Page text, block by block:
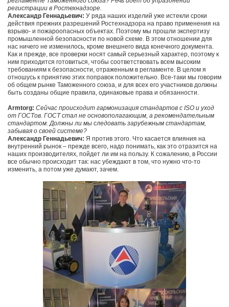
регистрации в Ростехнадзоре.
Александр Геннадьевич: У ряда наших изделий уже истекли сроки
действия прежних разрешений Ростехнадзора на право применения на
взрыво- и пожароопасных объектах. Поэтому мы прошли экспертизу
промышленной безопасности по новой схеме. В этом отношении для
нас ничего не изменилось, кроме внешнего вида конечного документа.
Как и прежде, все проверки носят самый серьезный характер, поэтому к
ним приходится готовиться, чтобы соответствовать всем высоким
требованиям к безопасности, отраженным в регламенте. В целом я
отношусь к принятию этих поправок положительно. Все-таки мы говорим
об общем рынке Таможенного союза, и для всех его участников должны
быть созданы общие правила, одинаковые права и обязанности.
Armtorg: Сейчас происходит гармонизация стандартов с ISO и уход
от ГОСТов. ГОСТ стал не основополагающим, а рекомендательным
стандартом. Должны ли мы следовать зарубежным стандартам,
забывая о своей системе?
Александр Геннадьевич: Я против этого. Что касается влияния на
внутренний рынок – прежде всего, надо понимать, как это отразится на
наших производителях, пойдет ли им на пользу. К сожалению, в России
все обычно происходит так: нас убеждают в том, что нужно что-то
изменить, а потом уже думают, зачем.